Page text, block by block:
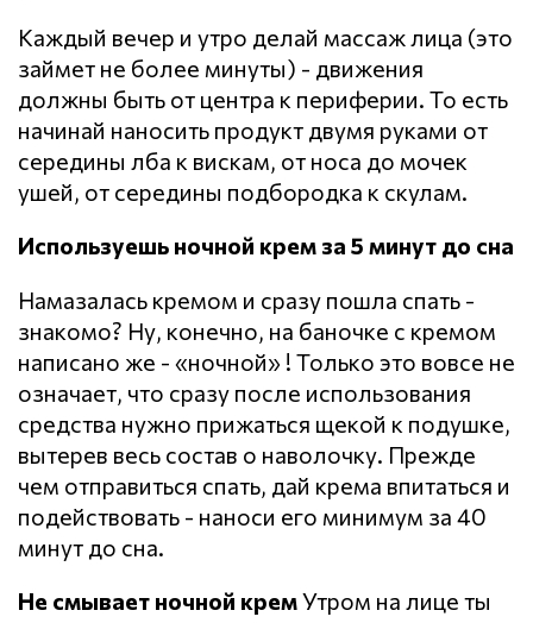
Каждый вечер и утро делай массаж лица (это
займет не более минуты) - движения
должны быть от центра к периферии. То есть
начинай наносить продукт двумя руками от
середины лба к вискам, от носа до мочек
ушей, от середины подбородка к скулам.
Используешь ночной крем за 5 минут до сна
Намазалась кремом и сразу пошла спать -
знакомо? Ну, конечно, на баночке с кремом
написано же - «ночной» ! Только это вовсе не
означает, что сразу после использования
средства нужно прижаться щекой к подушке,
вытерев весь состав о наволочку. Прежде
чем отправиться спать, дай крема впитаться и
подействовать - наноси его минимум за 40
минут до сна.
Не смывает ночной кремУтром на лице ты